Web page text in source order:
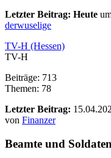
Letzter Beitrag: Heute
derwuselige
TV-H (Hessen)
TV-H
Beiträge: 713
Themen: 78
Letzter Beitrag:
von Finanzer
Beamte und Soldaten